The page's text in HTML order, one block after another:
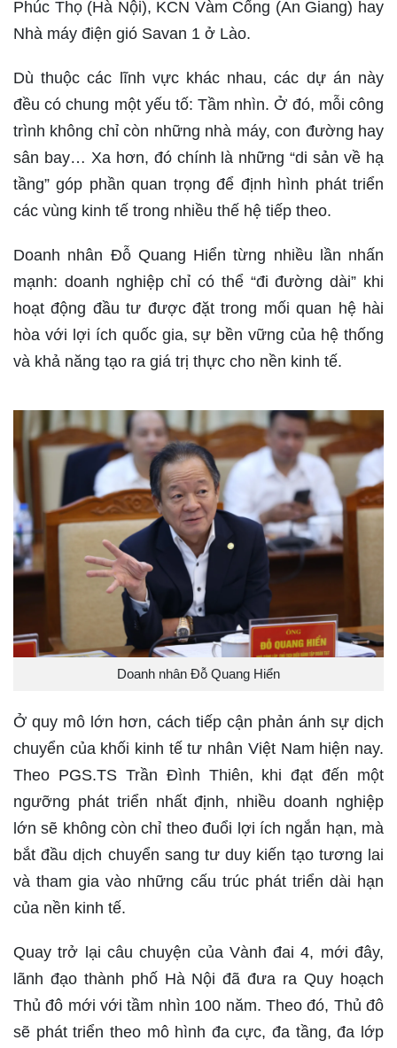
Phúc Thọ (Hà Nội), KCN Vàm Cống (An Giang) hay
Nhà máy điện gió Savan 1 ở Lào.
Dù thuộc các lĩnh vực khác nhau, các dự án này
đều có chung một yếu tố: Tầm nhìn. Ở đó, mỗi công
trình không chỉ còn những nhà máy, con đường hay
sân bay… Xa hơn, đó chính là những “di sản về hạ
tầng” góp phần quan trọng để định hình phát triển
các vùng kinh tế trong nhiều thế hệ tiếp theo.
Doanh nhân Đỗ Quang Hiển từng nhiều lần nhấn
mạnh: doanh nghiệp chỉ có thể “đi đường dài” khi
hoạt động đầu tư được đặt trong mối quan hệ hài
hòa với lợi ích quốc gia, sự bền vững của hệ thống
và khả năng tạo ra giá trị thực cho nền kinh tế.
Doanh nhân Đỗ Quang Hiển
Ở quy mô lớn hơn, cách tiếp cận phản ánh sự dịch
chuyển của khối kinh tế tư nhân Việt Nam hiện nay.
Theo PGS.TS Trần Đình Thiên, khi đạt đến một
ngưỡng phát triển nhất định, nhiều doanh nghiệp
lớn sẽ không còn chỉ theo đuổi lợi ích ngắn hạn, mà
bắt đầu dịch chuyển sang tư duy kiến tạo tương lai
và tham gia vào những cấu trúc phát triển dài hạn
của nền kinh tế.
Quay trở lại câu chuyện của Vành đai 4, mới đây,
lãnh đạo thành phố Hà Nội đã đưa ra Quy hoạch
Thủ đô mới với tầm nhìn 100 năm. Theo đó, Thủ đô
sẽ phát triển theo mô hình đa cực, đa tầng, đa lớp